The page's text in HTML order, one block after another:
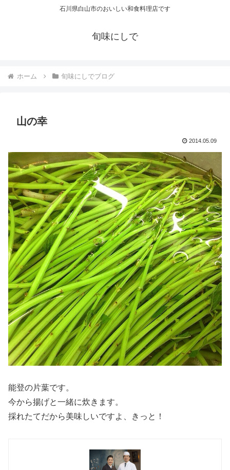
石川県白山市のおいしい和食料理店です
旬味にしで
ホーム 旬味にしでブログ
山の幸
2014.05.09
能登の片葉です。
今から揚げと一緒に炊きます。
採れたてだから美味しいですよ、きっと！